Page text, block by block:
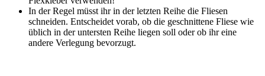
In der Regel müsst ihr in der letzten Reihe die Fliesen
schneiden. Entscheidet vorab, ob die geschnittene Fliese wie
üblich in der untersten Reihe liegen soll oder ob ihr eine
andere Verlegung bevorzugt.